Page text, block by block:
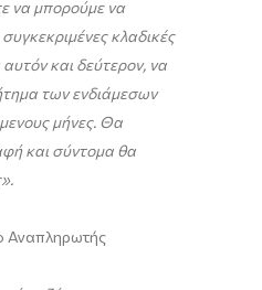
να μπορούμε να
κλαδικές
αυτόν και δεύτερον, να
των ενδιάμεσων
μήνες. Θα
και σύντομα θα
Αναπληρωτής